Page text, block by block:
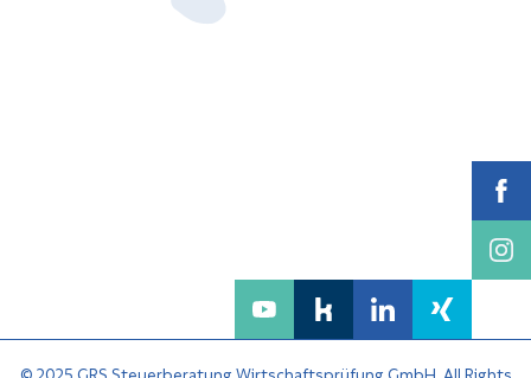
© 2025 GRS Steuerberatung Wirtschaftsprüfung GmbH. All Rights